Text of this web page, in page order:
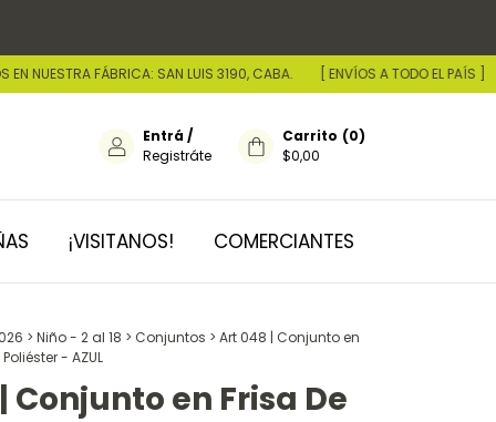
FÁBRICA: SAN LUIS 3190, CABA. [ ENVÍOS A TODO EL PAÍS ] •
Entrá/
Registráte
Carrito (0)
$0,00
¡VISITANOS! COMERCIANTES
> Niño - 2 al 18 > Conjuntos > Art 048 | Conjunto en
- AZUL
Conjunto en Frisa De